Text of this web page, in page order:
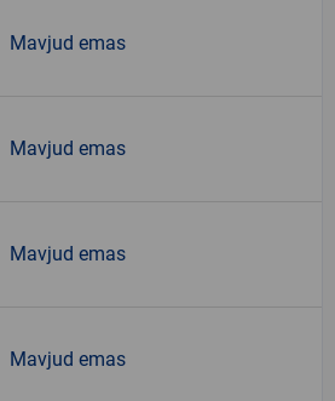
Mavjud emas
Mavjud emas
Mavjud emas
Mavjud emas